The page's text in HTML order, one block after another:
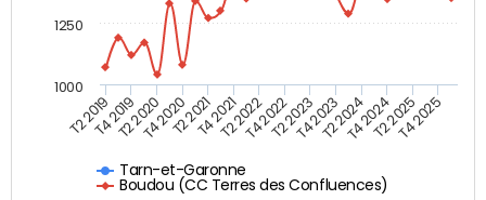
Tarn-et-Garonne
Boudou (CC Terres des Confluences)
T2 2019T4 2019T2 2020T4 2020T2 2021T4 2021T2 2022T4 2022T2 2023T4 2023T2 2024T4 2024T2 2025T4 2025
1000
1250